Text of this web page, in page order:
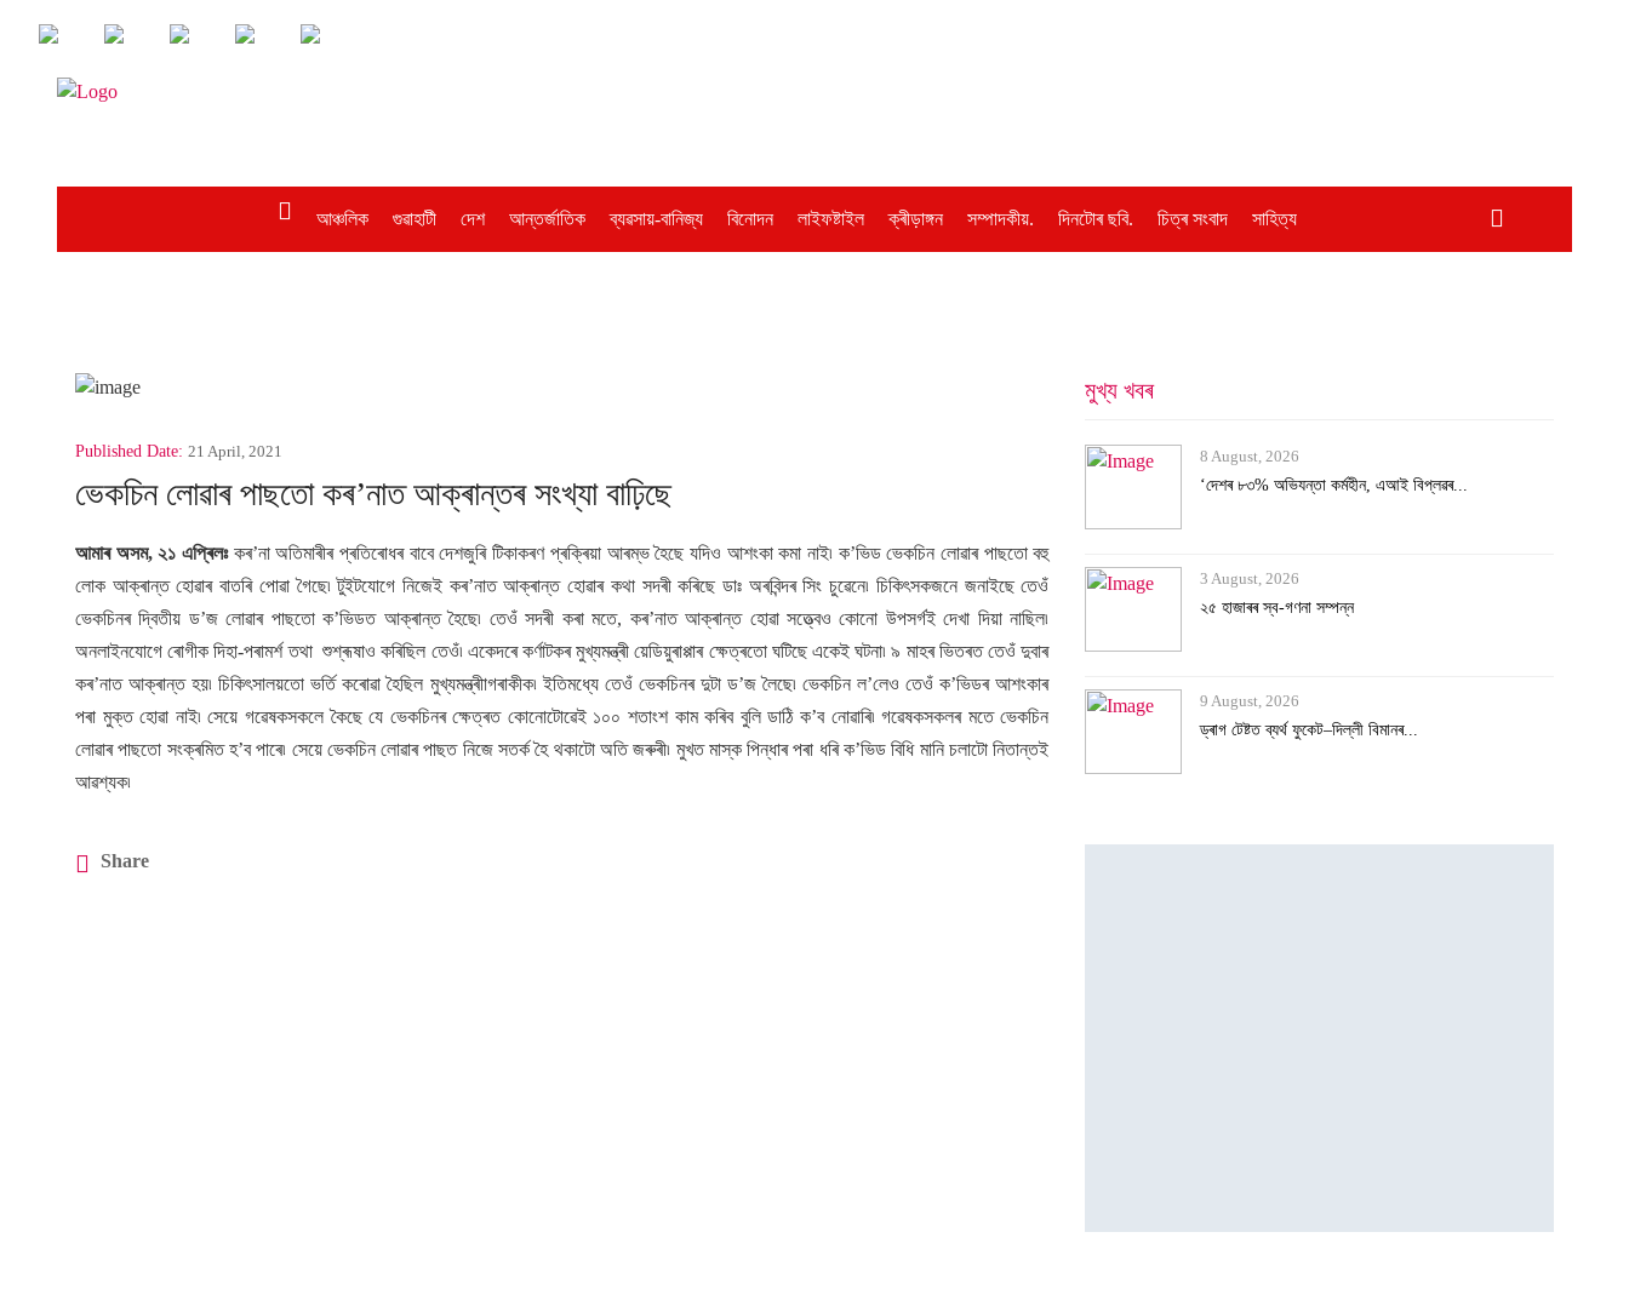
আঞ্চলিক গুৱাহাটী দেশ আন্তৰ্জাতিক ব্যৱসায়-বানিজ্য বিনোদন লাইফষ্টাইল ক্ৰীড়াঙ্গন সম্পাদকীয়. দিনটোৰ ছবি. চিত্ৰ সংবাদ সাহিত্য
Published Date: 21 April, 2021
ভেকচিন লোৱাৰ পাছতো কৰ’নাত আক্ৰান্তৰ সংখ্যা বাঢ়িছে
আমাৰ অসম, ২১ এপ্ৰিলঃকৰ’না অতিমাৰীৰ প্ৰতিৰোধৰ বাবে দেশজুৰি টিকাকৰণ প্ৰক্ৰিয়া আৰম্ভ হৈছে যদিও আশংকা কমা নাই৷ ক’ভিড ভেকচিন লোৱাৰ পাছতো বহু
লোক আক্ৰান্ত হোৱাৰ বাতৰি পোৱা গৈছে৷ টুইটযোগে নিজেই কৰ’নাত আক্ৰান্ত হোৱাৰ কথা সদৰী কৰিছে ডাঃ অৰবিন্দৰ সিং চুৱেনে৷ চিকিৎসকজনে জনাইছে তেওঁ
ভেকচিনৰ দ্বিতীয় ড’জ লোৱাৰ পাছতো ক’ভিডত আক্ৰান্ত হৈছে৷ তেওঁ সদৰী কৰা মতে, কৰ’নাত আক্ৰান্ত হোৱা সত্ত্বেও কোনো উপসৰ্গই দেখা দিয়া নাছিল৷
অনলাইনযোগে ৰোগীক দিহা-পৰামৰ্শ তথা শুশ্ৰূষাও কৰিছিল তেওঁ৷ একেদৰে কৰ্ণাটকৰ মুখ্যমন্ত্ৰী য়েডিয়ুৰাপ্পাৰ ক্ষেত্ৰতো ঘটিছে একেই ঘটনা৷ ৯ মাহৰ ভিতৰত তেওঁ দুবাৰ
কৰ’নাত আক্ৰান্ত হয়৷ চিকিৎসালয়তো ভৰ্তি কৰোৱা হৈছিল মুখ্যমন্ত্ৰীাগৰাকীক৷ ইতিমধ্যে তেওঁ ভেকচিনৰ দুটা ড’জ লৈছে৷ ভেকচিন ল’লেও তেওঁ ক’ভিডৰ আশংকাৰ
পৰা মুক্ত হোৱা নাই৷ সেয়ে গৱেষকসকলে কৈছে যে ভেকচিনৰ ক্ষেত্ৰত কোনোটোৱেই ১০০ শতাংশ কাম কৰিব বুলি ডাঠি ক’ব নোৱাৰি৷ গৱেষকসকলৰ মতে ভেকচিন
লোৱাৰ পাছতো সংক্ৰমিত হ’ব পাৰে৷ সেয়ে ভেকচিন লোৱাৰ পাছত নিজে সতৰ্ক হৈ থকাটো অতি জৰুৰী৷ মুখত মাস্ক পিন্ধাৰ পৰা ধৰি ক’ভিড বিধি মানি চলাটো নিতান্তই
আৱশ্যক৷
Share
মুখ্য খবৰ
3 August, 2026
২৫ হাজাৰৰ স্ব-গণনা সম্পন্ন
9 August, 2026
ড্ৰাগ টেষ্টত ব্যৰ্থ ফুকেট–দিল্লী বিমানৰ...
9 August, 2026
ডেটিং এপত বন্ধুত্ব, ঘনিষ্ঠ মুহূৰ্তৰ ছবি...